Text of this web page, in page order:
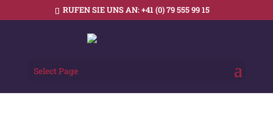
RUFEN SIE UNS AN:+41 (0) 79 555 99 15
Select Page